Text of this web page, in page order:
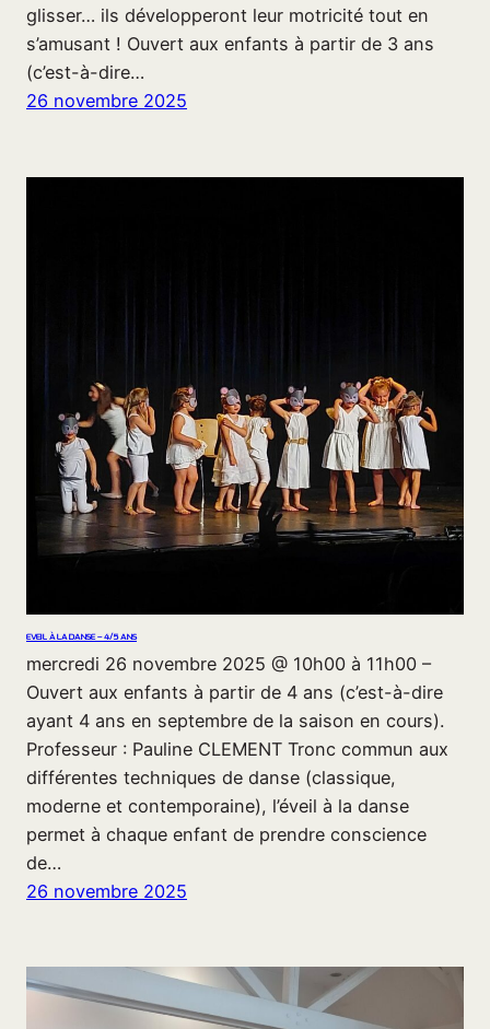
glisser… ils développeront leur motricité tout en
s’amusant ! Ouvert aux enfants à partir de 3 ans
(c’est-à-dire…
26 novembre 2025
EVEIL À LA DANSE – 4/5 ANS
mercredi 26 novembre 2025 @ 10h00 à 11h00 –
Ouvert aux enfants à partir de 4 ans (c’est-à-dire
ayant 4 ans en septembre de la saison en cours).
Professeur : Pauline CLEMENT Tronc commun aux
différentes techniques de danse (classique,
moderne et contemporaine), l’éveil à la danse
permet à chaque enfant de prendre conscience
de…
26 novembre 2025